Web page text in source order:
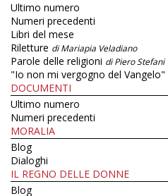
Ultimo numero
Numeri precedenti
Libri del mese
Riletture di Mariapia Veladiano
Parole delle religioni di Piero Stefani
"Io non mi vergogno del Vangelo"
DOCUMENTI
Ultimo numero
Numeri precedenti
MORALIA
Blog
Dialoghi
IL REGNO DELLE DONNE
Blog